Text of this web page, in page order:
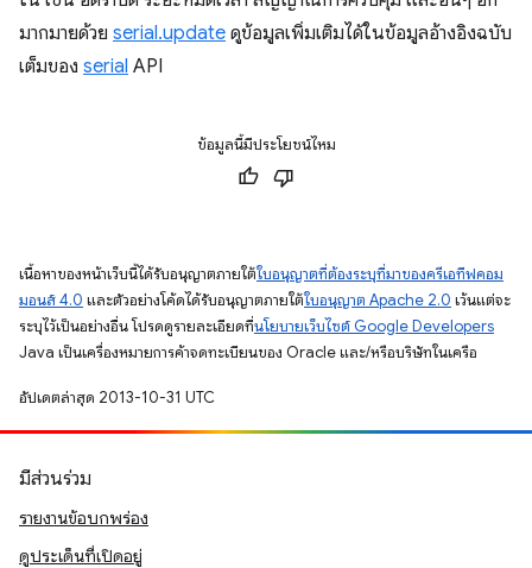
มากมายด้วย serial.update ดูข้อมูลเพิ่มเติมได้ในข้อมูลอ้างอิงฉบับ
เต็มของ serial API
ข้อมูลนี้มีประโยชน์ไหม
เนื้อหาของหน้าเว็บนี้ได้รับอนุญาตภายใต้ใบอนุญาตที่ต้องระบุที่มาของครีเอทีฟคอม
มอนส์ 4.0 และตัวอย่างโค้ดได้รับอนุญาตภายใต้ใบอนุญาต Apache 2.0 เว้นแต่จะ
ระบุไว้เป็นอย่างอื่น โปรดดูรายละเอียดที่นโยบายเว็บไซต์ Google Developers
Java เป็นเครื่องหมายการค้าจดทะเบียนของ Oracle และ/หรือบริษัทในเครือ
อัปเดตล่าสุด 2013-10-31 UTC
มีส่วนร่วม
รายงานข้อบกพร่อง
ดูประเด็นที่เปิดอยู่